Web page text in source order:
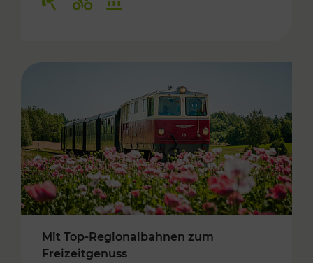
Mit Top-Regionalbahnen zum
Freizeitgenuss